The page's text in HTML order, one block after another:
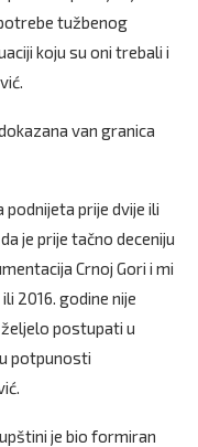
tužbenog
koju su oni trebali i
van granica
podnijeta prije dvije ili
je prije tačno deceniju
Crnoj Gori i mi
2016. godine nije
postupati u
potpunosti
je bio formiran